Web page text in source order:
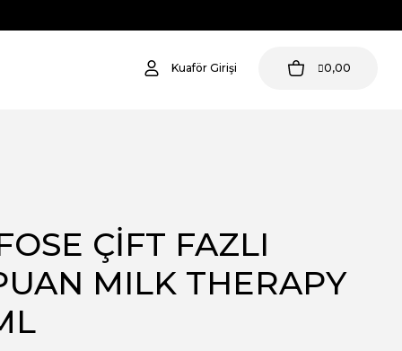
Kuaför Girişi 0,00
ÇİFT FAZLI
MILK THERAPY